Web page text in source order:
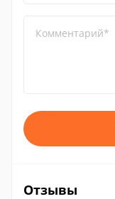
Комментарий*
Отзывы